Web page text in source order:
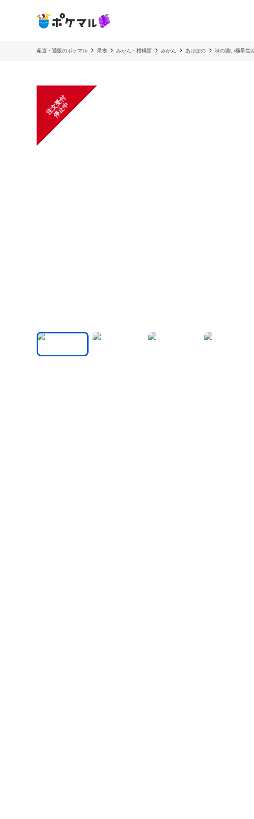
産直・通販のポケマル 果物 みかん・柑橘類 みかん あけぼの 味の濃い極早生
注
文
受
付
停
止
中